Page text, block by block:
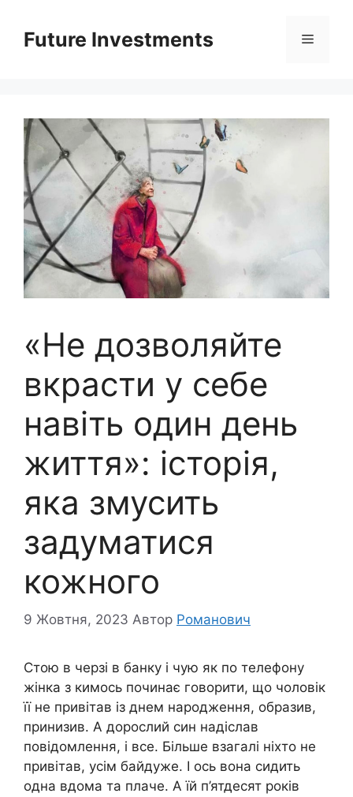
вмістуFuture Investments Меню
«Не дозволяйте
вкрасти у себе
навіть один день
життя»: історія,
яка змусить
задуматися
кожного
9 Жовтня, 2023 Автор Романович
Стою в черзі в банку і чую як по телефону
жінка з кимось починає говорити, що чоловік
її не привітав із днем ​​народження, образив,
принизив. А дорослий син надіслав
повідомлення, і все. Більше взагалі ніхто не
привітав, усім байдуже. І ось вона сидить
одна вдома та плаче. А їй п’ятдесят років